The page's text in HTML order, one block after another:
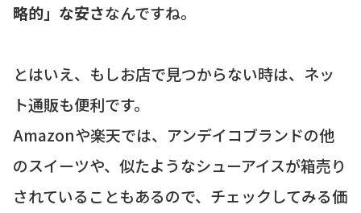
略的」な安さなんですね。
とはいえ、もしお店で見つからない時は、ネッ
ト通販も便利です。
Amazonや楽天では、アンデイコブランドの他
のスイーツや、似たようなシューアイスが箱売り
されていることもあるので、チェックしてみる価